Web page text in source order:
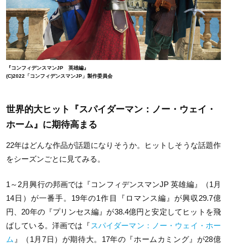
『コンフィデンスマンJP 英雄編』
(C)2022「コンフィデンスマンJP」製作委員会
世界的大ヒット『スパイダーマン：ノー・ウェイ・
ホーム』に期待高まる
22年はどんな作品が話題になりそうか。ヒットしそうな話題作
をシーズンごとに見てみる。
1～2月興行の邦画では『コンフィデンスマンJP 英雄編』（1月
14日）が一番手。19年の1作目『ロマンス編』が興収29.7億
円、20年の『プリンセス編』が38.4億円と安定してヒットを飛
ばしている。洋画では『 スパイダーマン：ノー・ウェイ・ホー
ム 』（1月7日）が期待大。17年の『ホームカミング』が28億